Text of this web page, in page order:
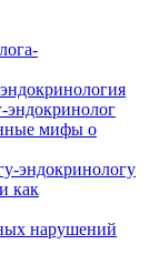
эндокринолог
мифы о
эндокринологу
как
нарушений